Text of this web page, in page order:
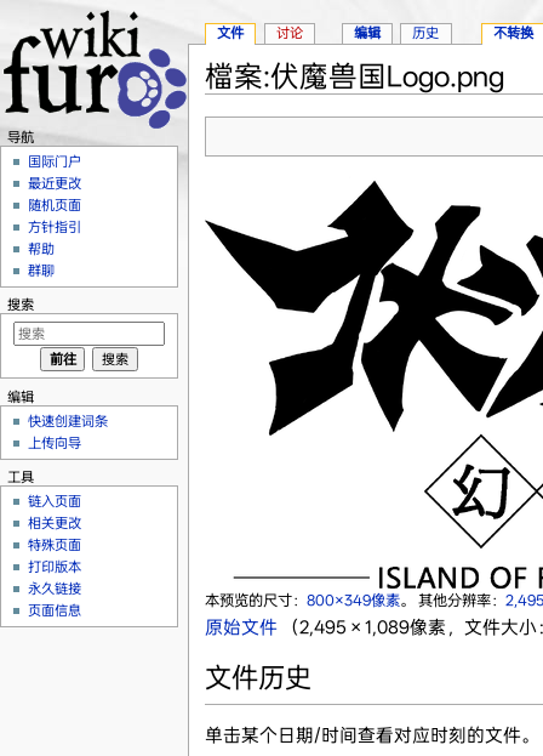
檔案:伏魔兽国Logo.png
本预览的尺寸： 800×349像素。 其他分辨率：
原始文件‎ （2,495 × 1,089像素，文件大
文件历史
单击某个日期/时间查看对应时刻的文件。
文件 讨论 编辑 历史 不转换
导航
国际门户
最近更改
随机页面
方针指引
帮助
群聊
搜索
编辑
快速创建词条
上传向导
工具
链入页面
相关更改
特殊页面
打印版本
永久链接
页面信息